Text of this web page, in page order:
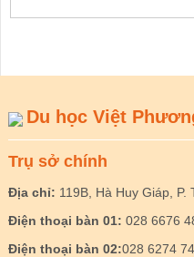
Du học Việt
Trụ sở chính
Địa chỉ: 119B, Hà Huy Giáp,
Điện thoại bàn 01: 028 6676
Điện thoại bàn 02:028 6274